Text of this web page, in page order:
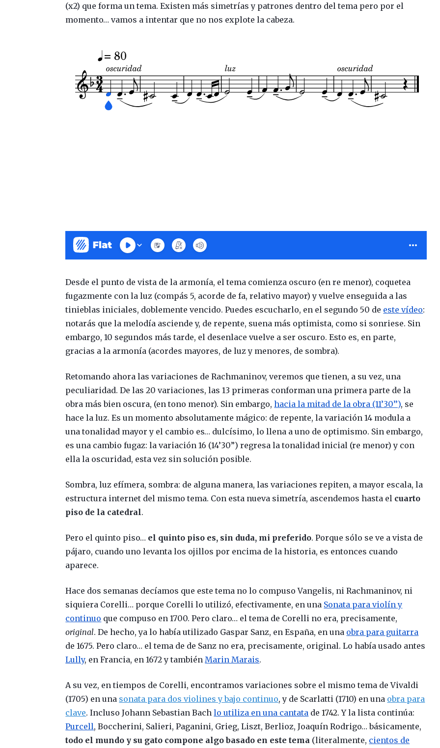
(x2) que forma un tema. Existen más simetrías y patrones dentro del tema pero por el
momento… vamos a intentar que no nos explote la cabeza.
Desde el punto de vista de la armonía, el tema comienza oscuro (en re menor), coquetea
fugazmente con la luz (compás 5, acorde de fa, relativo mayor) y vuelve enseguida a las
tinieblas iniciales, doblemente vencido. Puedes escucharlo, en el segundo 50 de este vídeo:
notarás que la melodía asciende y, de repente, suena más optimista, como si sonriese. Sin
embargo, 10 segundos más tarde, el desenlace vuelve a ser oscuro. Esto es, en parte,
gracias a la armonía (acordes mayores, de luz y menores, de sombra).
Retomando ahora las variaciones de Rachmaninov, veremos que tienen, a su vez, una
peculiaridad. De las 20 variaciones, las 13 primeras conforman una primera parte de la
obra más bien oscura, (en tono menor). Sin embargo,hacia la mitad de la obra (11’30’’), se
hace la luz. Es un momento absolutamente mágico: de repente, la variación 14 modula a
una tonalidad mayor y el cambio es… dulcísimo, lo llena a uno de optimismo. Sin embargo,
es una cambio fugaz: la variación 16 (14’30”) regresa la tonalidad inicial (re menor) y con
ella la oscuridad, esta vez sin solución posible.
Sombra, luz efímera, sombra: de alguna manera, las variaciones repiten, a mayor escala, la
estructura internet del mismo tema. Con esta nueva simetría, ascendemos hasta el cuarto
piso de la catedral.
Pero el quinto piso… el quinto piso es, sin duda, mi preferido. Porque sólo se ve a vista de
pájaro, cuando uno levanta los ojillos por encima de la historia, es entonces cuando
aparece.
Hace dos semanas decíamos que este tema no lo compuso Vangelis, ni Rachmaninov, ni
siquiera Corelli… porque Corelli lo utilizó, efectivamente, en una Sonata para violín y
continuo que compuso en 1700. Pero claro… el tema de Corelli no era, precisamente,
original. De hecho, ya lo había utilizado Gaspar Sanz, en España, en una obra para guitarra
de 1675. Pero claro… el tema de de Sanz no era, precisamente, original. Lo había usado antes
Lully, en Francia, en 1672 y también Marin Marais.
A su vez, en tiempos de Corelli, encontramos variaciones sobre el mismo tema de Vivaldi
(1705) en una sonata para dos violines y bajo continuo, y de Scarlatti (1710) en una obra para
clave.Incluso Johann Sebastian Bachlo utiliza en una cantata de1742. Y la lista continúa:
Purcell, Boccherini, Salieri, Paganini, Grieg, Liszt, Berlioz, Joaquín Rodrigo… básicamente,
todo el mundo y su gato compone algo basado en este tema (literalmente, cientos de